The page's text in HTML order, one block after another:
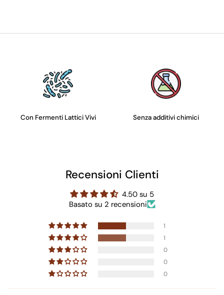
Con Fermenti Lattici Vivi Senza additivi chimici
Recensioni Clienti
4.50 su 5
Basato su 2 recensioni
1
1
0
0
0